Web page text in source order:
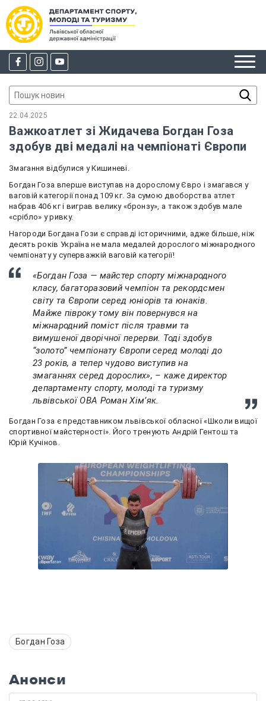
22.04.2025
Важкоатлет зі Жидачева Богдан Гоза
здобув дві медалі на чемпіонаті Європи
Змагання відбулися у Кишиневі.
Богдан Гоза вперше виступав на дорослому Євро і змагався у
ваговій категорії понад 109 кг. За сумою двоборства атлет
набрав 406 кг і виграв велику «бронзу», а також здобув мале
«срібло» у ривку.
Нагороди Богдана Гози є справді історичними, адже більше, ніж
десять років Україна не мала медалей дорослого міжнародного
чемпіонату у суперважкій ваговій категорії!
«Богдан Гоза — майстер спорту міжнародного
класу, багаторазовий чемпіон та рекордсмен
світу та Європи серед юніорів та юнаків.
Майже півроку тому він повернувся на
міжнародний поміст після травми та
вимушеної дворічної перерви. Тоді здобув
“золото” чемпіонату Європи серед молоді до
23 років, а тепер чудово виступив на
змаганнях серед дорослих», – каже директор
департаменту спорту, молоді та туризму
львівської ОВА Роман Хімʼяк.
Богдан Гоза є представником львівської обласної «Школи вищої
спортивної майстерності». Його тренують Андрій Гентош та
Юрій Кучінов.
Богдан Гоза
Анонси